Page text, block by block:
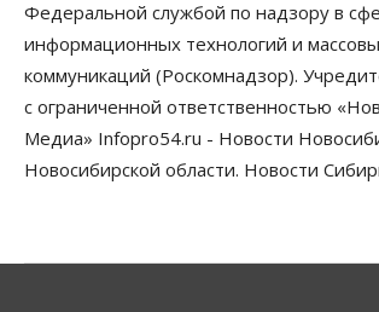
Бизнес Недвижимость
Новосибирское правительство
строителя экстрим-центра
05 Августа 2026, 11:30
Общество
Премьер-министру Мишустину
Федеральной службой по надзору в
информационных технологий и
коммуникаций (Роскомнадзор).
с ограниченной ответственностью
Медиа» Infopro54.ru - Новости
Новосибирской области. Новости